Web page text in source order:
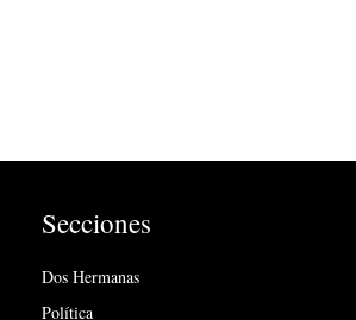
Secciones
Dos Hermanas
Política